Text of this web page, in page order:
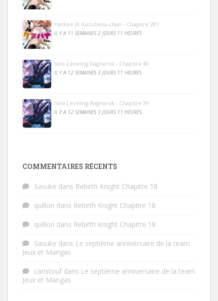
Yankee JK Kuzuhana-chan - Chapitre 281
IL Y A 11 SEMAINES 2 JOURS 11 HEURES
Solo Leveling Ragnarok - Chapitre 40
IL Y A 12 SEMAINES 3 JOURS 11 HEURES
Solo Leveling Ragnarok - Chapitre 39
IL Y A 12 SEMAINES 3 JOURS 11 HEURES
COMMENTAIRES RÉCENTS
Sasuke dans Rebirth Knight Chapitre 18
quillon dans Rebirth Knight Chapitre 18
quillon dans Rebirth Knight Chapitre 18
Sasuke dans Le septième anniversaire de la team
Jeux et Mangas
caristoufdans Le septième anniversaire de la team
Jeux et Mangas